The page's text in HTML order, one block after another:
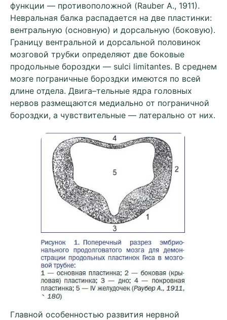
функции — противоположной (Rаubеr А., 1911).
Невральная балка распадается на две пластинки:
вентральную (основную) и дорcальную (боковую).
Границу вентральной и дорcальной половинок
мозговой трубки определяют две боковые
продольные бороздки — sulci limitantes. В среднем
мозге пограничные бороздки имеются по всей
длине отдела. Двига–тельные ядра головных
нервов размещаются медиально от пограничной
бороздки, а чувствительные — латерально от них.
Главной особенностью развития нервной